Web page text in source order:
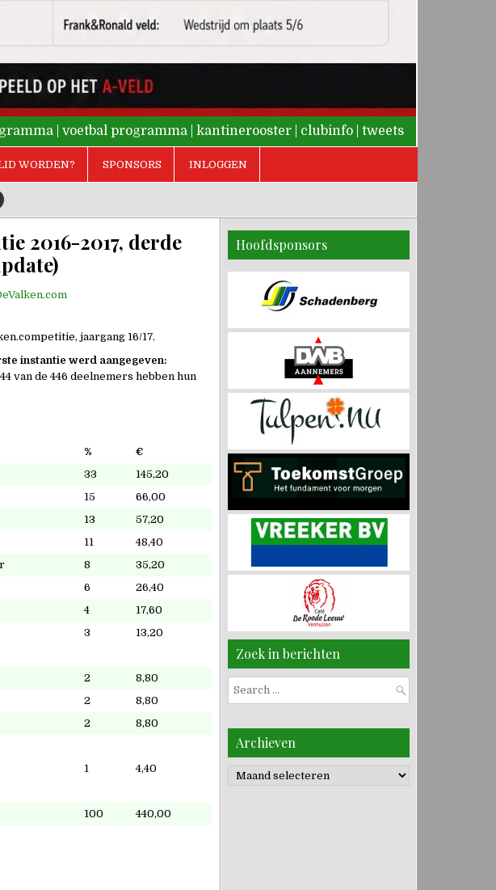
voetbal programma kantinerooster clubinfo tweets
WORDEN? SPONSORS INLOGGEN
2016-2017, derde
jaargang 16/17.
instantie werd aangegeven:
van de 446 deelnemers hebben hun
%
€
33
145,20
15
66,00
13
57,20
11
48,40
8
35,20
6
26,40
4
17,60
3 13,20
2
8,80
2
8,80
2 8,80
1 4,40
100 440,00
Hoofdsponsors
Zoek in berichten
Search
for:
Archieven
Archieven